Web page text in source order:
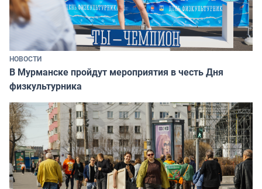
НОВОСТИ
В Мурманске пройдут мероприятия в честь Дня
физкультурника